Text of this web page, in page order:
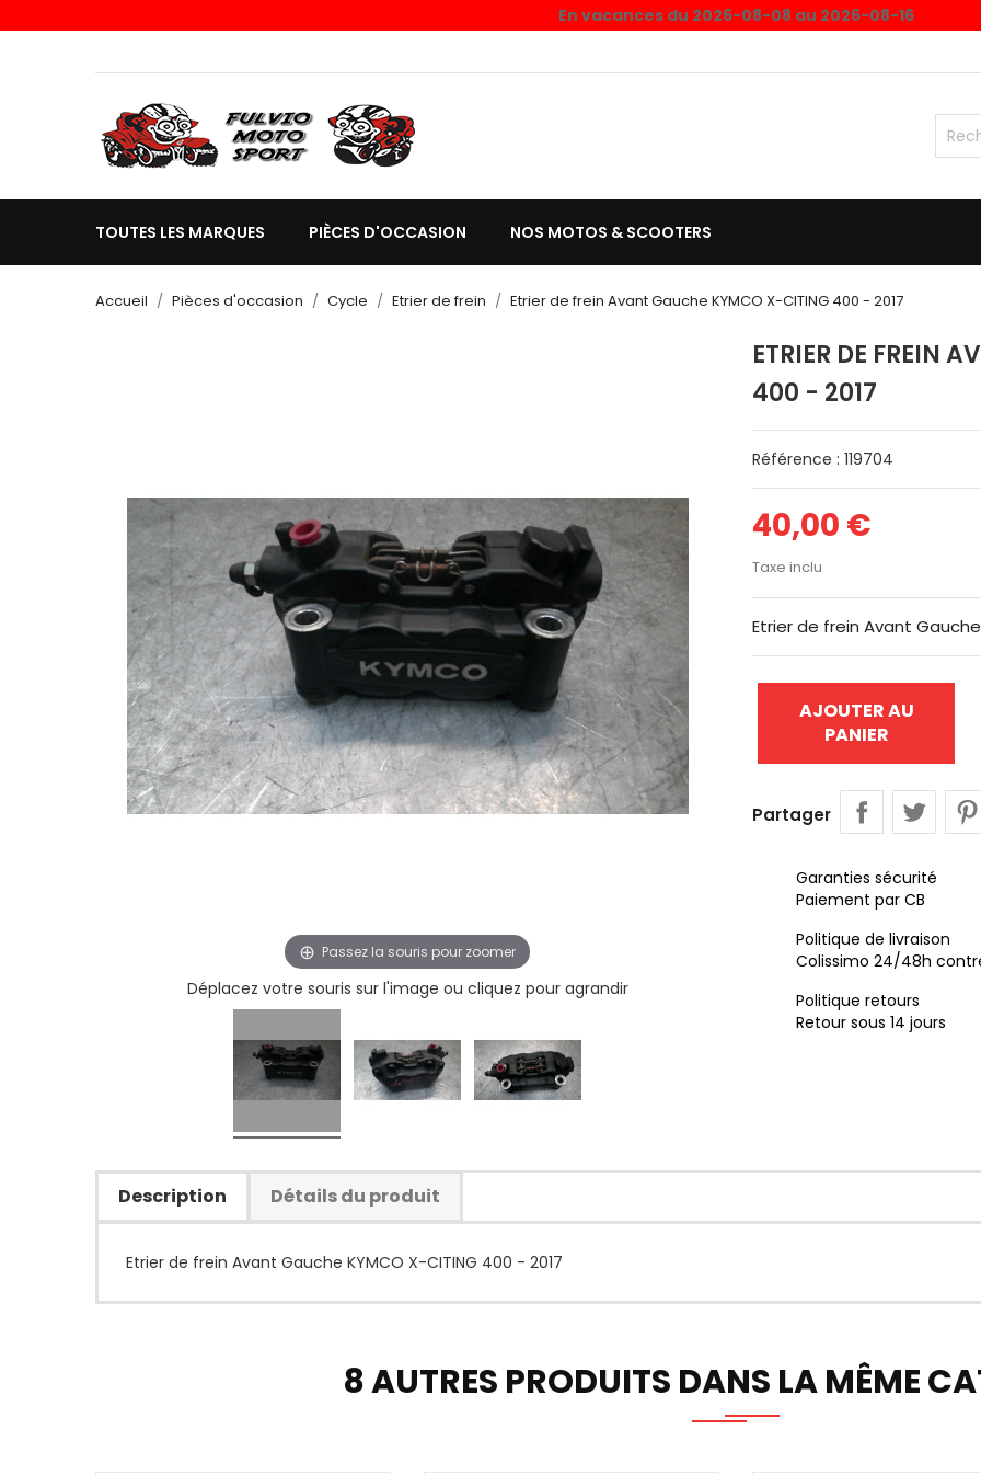
En vacances du 2026-08-08 au 2026-08-16
TOUTES LES MARQUES PIÈCES D'OCCASION NOS MOTOS & SCOOTERS
Accueil Pièces d'occasion Cycle Etrier de frein Etrier de frein Avant Gauche KYMCO X-CITING 400 - 2017
Passez la souris pour zoomer
Déplacez votre souris sur l'image ou cliquez pour agrandir
ETRIER DE FREIN
400 - 2017
Référence : 119704
40,00 €
Taxe inclu
Etrier de frein Avant Gauche
AJOUTER AU
PANIER
Partager
Garanties sécurité
Paiement par CB
Politique de livraison
Colissimo 24/48h
Politique retours
Retour sous 14 jours
Description Détails du produit
Etrier de frein Avant Gauche KYMCO X-CITING 400 - 2017
8 AUTRES PRODUITS DANS LA MÊME